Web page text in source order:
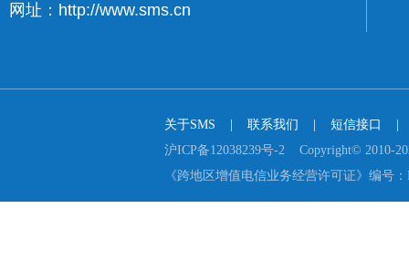
网址：http://www.sms.cn
关于SMS 联系我们 短信接口
沪ICP备12038239号-2    Copyright© 2010-
《跨地区增值电信业务经营许可证》编号：